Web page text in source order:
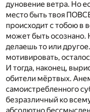
дуновение ветра. Но
место быть твоя
происходит с тобою в
может быть
делаешь то или
мотивировать,
И тогда, наконец,
обители мёртвых.
самоистребленного
безразличный ко